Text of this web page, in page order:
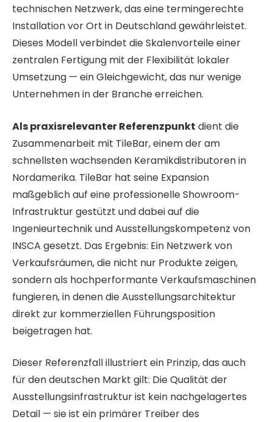
technischen Netzwerk, das eine termingerechte
Installation vor Ort in Deutschland gewährleistet.
Dieses Modell verbindet die Skalenvorteile einer
zentralen Fertigung mit der Flexibilität lokaler
Umsetzung — ein Gleichgewicht, das nur wenige
Unternehmen in der Branche erreichen.
Als praxisrelevanter Referenzpunkt dient die
Zusammenarbeit mit TileBar, einem der am
schnellsten wachsenden Keramikdistributoren in
Nordamerika. TileBar hat seine Expansion
maßgeblich auf eine professionelle Showroom-
Infrastruktur gestützt und dabei auf die
Ingenieurtechnik und Ausstellungskompetenz von
INSCA gesetzt. Das Ergebnis: Ein Netzwerk von
Verkaufsräumen, die nicht nur Produkte zeigen,
sondern als hochperformante Verkaufsmaschinen
fungieren, in denen die Ausstellungsarchitektur
direkt zur kommerziellen Führungsposition
beigetragen hat.
Dieser Referenzfall illustriert ein Prinzip, das auch
für den deutschen Markt gilt: Die Qualität der
Ausstellungsinfrastruktur ist kein nachgelagertes
Detail — sie ist ein primärer Treiber des